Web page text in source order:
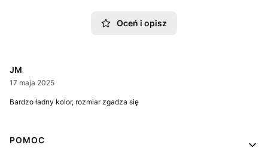
Oceń i opisz
JM
17 maja 2025
Bardzo ładny kolor, rozmiar zgadza się
Linki w stopce
POMOC